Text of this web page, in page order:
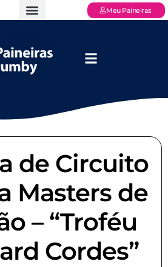
Meu Paineiras
de Circuito
Masters de
– “Troféu
Cordes”